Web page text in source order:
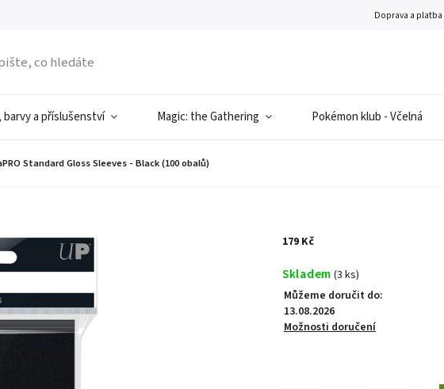
Doprava a platba
barvy a příslušenství Magic: the Gathering Pokémon klub - Včelná
Standard Gloss Sleeves - Black (100 obalů)
179 Kč
Skladem (3 ks)
Můžeme doručit do:
13.08.2026
Možnosti doručení